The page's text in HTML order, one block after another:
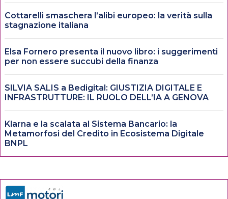
Cottarelli smaschera l’alibi europeo: la verità sulla
stagnazione italiana
Elsa Fornero presenta il nuovo libro: i suggerimenti
per non essere succubi della finanza
SILVIA SALIS a Bedigital: GIUSTIZIA DIGITALE E
INFRASTRUTTURE: IL RUOLO DELL’IA A GENOVA
Klarna e la scalata al Sistema Bancario: la
Metamorfosi del Credito in Ecosistema Digitale
BNPL